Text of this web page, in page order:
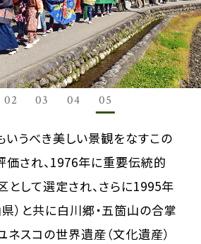
02 03 04 05
うべき美しい景観をなすこの
され、1976年に重要伝統的
して選定され、さらに1995年
）と共に白川郷・五箇山の合掌
ネスコの世界遺産（文化遺産）